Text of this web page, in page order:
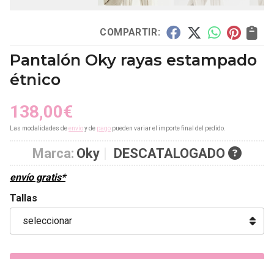
COMPARTIR:
Pantalón Oky rayas estampado
étnico
138,00€
Las modalidades deenvíoy de pago pueden variar el importe final del pedido.
Marca: Oky DESCATALOGADO
envío gratis*
Tallas